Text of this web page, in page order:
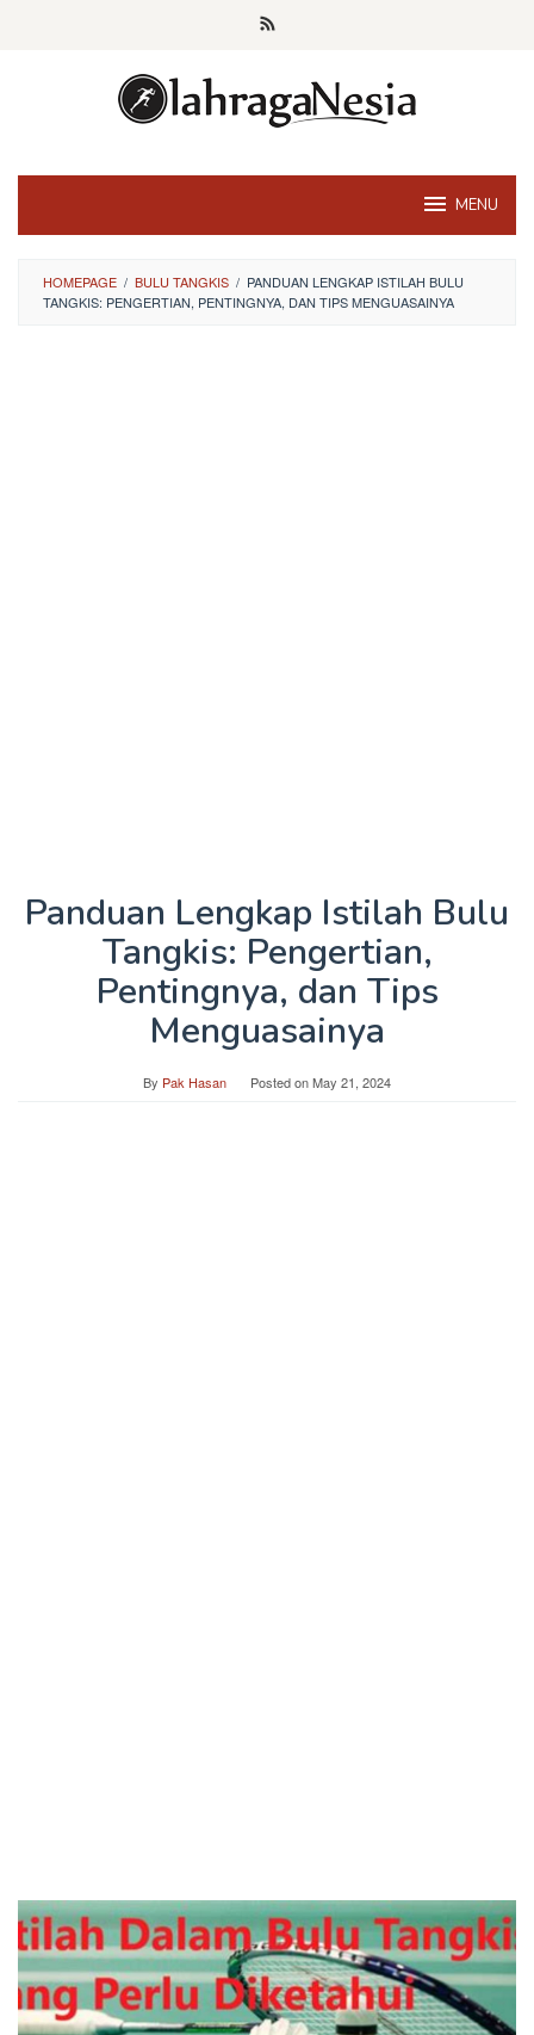
MENU
HOMEPAGE / BULU TANGKIS / PANDUAN LENGKAP ISTILAH BULU
TANGKIS: PENGERTIAN, PENTINGNYA, DAN TIPS MENGUASAINYA
Panduan Lengkap Istilah Bulu
Tangkis: Pengertian,
Pentingnya, dan Tips
Menguasainya
By Pak Hasan Posted onMay 21, 2024